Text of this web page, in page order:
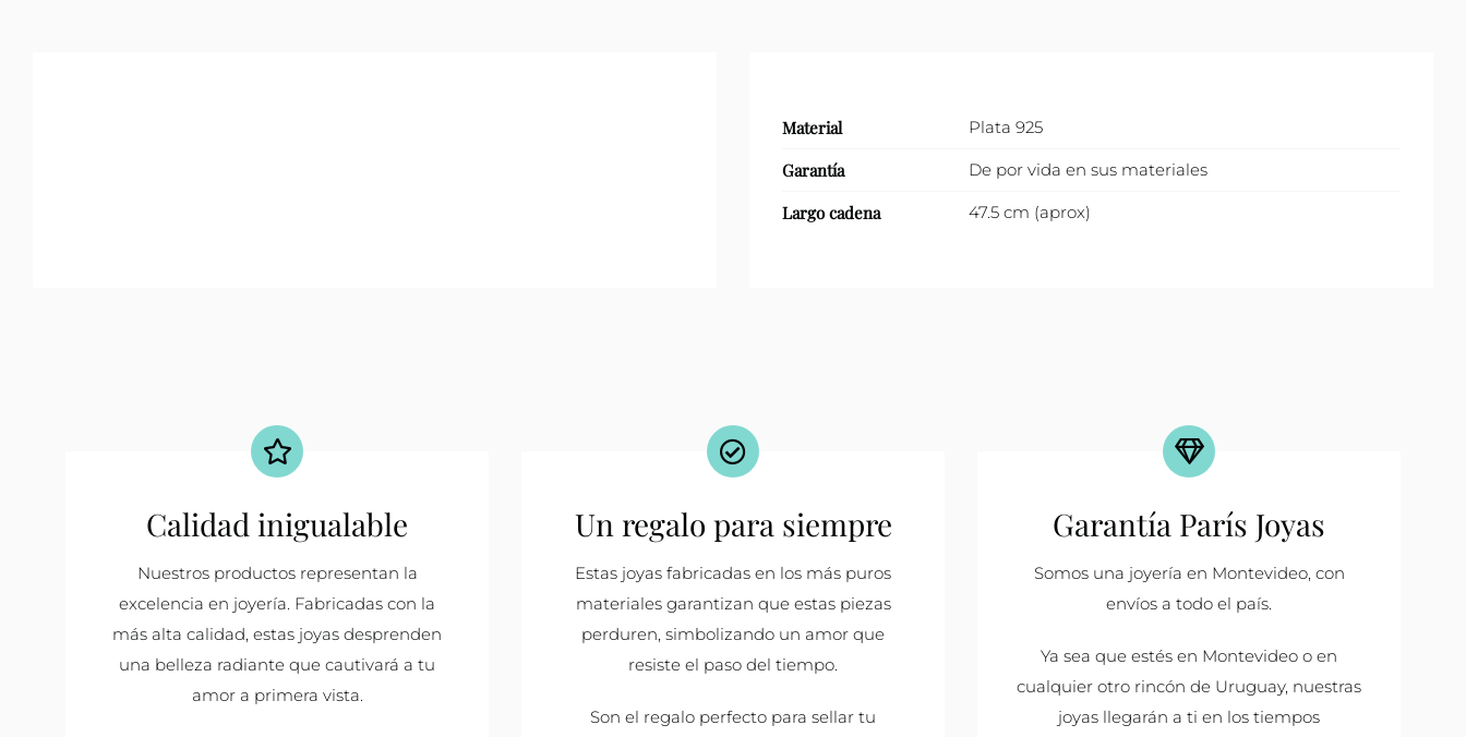
Material Plata 925
Garantía De por vida en sus materiales
Largo cadena 47.5 cm (aprox)
Calidad inigualable
Nuestros productos representan la
excelencia en joyería. Fabricadas con la
más alta calidad, estas joyas desprenden
una belleza radiante que cautivará a tu
amor a primera vista.
Un regalo para siempre
Estas joyas fabricadas en los más puros
materiales garantizan que estas piezas
perduren, simbolizando un amor que
resiste el paso del tiempo.
Son el regalo perfecto para sellar tu
Garantía París Joyas
Somos una joyería en Montevideo, con
envíos a todo el país.
Ya sea que estés en Montevideo o en
cualquier otro rincón de Uruguay, nuestras
joyas llegarán a ti en los tiempos